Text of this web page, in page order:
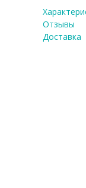
Отзывы
Доставка